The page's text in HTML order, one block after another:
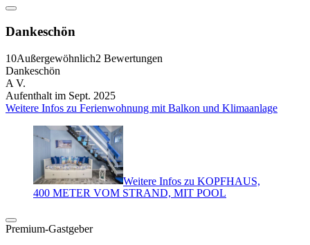
Dankeschön
10Außergewöhnlich2 Bewertungen
Dankeschön
A V.
Aufenthalt im Sept. 2025
Weitere Infos zu Ferienwohnung mit Balkon und Klimaanlage
Weitere Infos zu KOPFHAUS,
400 METER VOM STRAND, MIT POOL
Premium-Gastgeber